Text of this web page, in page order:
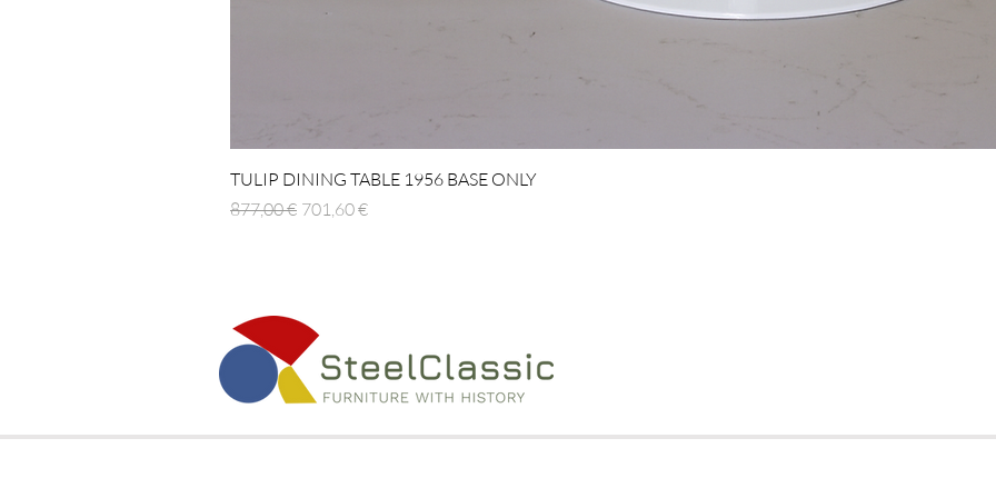
TULIP DINING TABLE 1956 BASE ONLY
Standardpreis
877,00 € Sale-Preis
701,60 €